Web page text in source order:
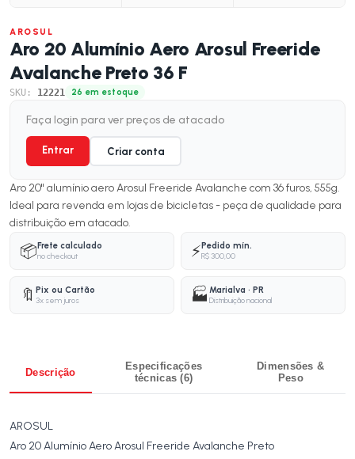
AROSUL
Aro 20 Alumínio Aero Arosul Freeride
Avalanche Preto 36 F
SKU: 12221 26 em estoque
Faça login para ver preços de atacado
Entrar Criar conta
Aro 20" alumínio aero Arosul Freeride Avalanche com 36 furos, 555g.
Ideal para revenda em lojas de bicicletas - peça de qualidade para
distribuição em atacado.
📦Frete calculado
no checkout
⚡Pedido mín.
R$ 300,00
🔖 Pix ou Cartão
3x sem juros
🏭 Marialva · PR
Distribuição nacional
Descrição
Especificações
técnicas (6)
Dimensões &
Peso
AROSUL
Aro 20 Alumínio Aero Arosul Freeride Avalanche Preto